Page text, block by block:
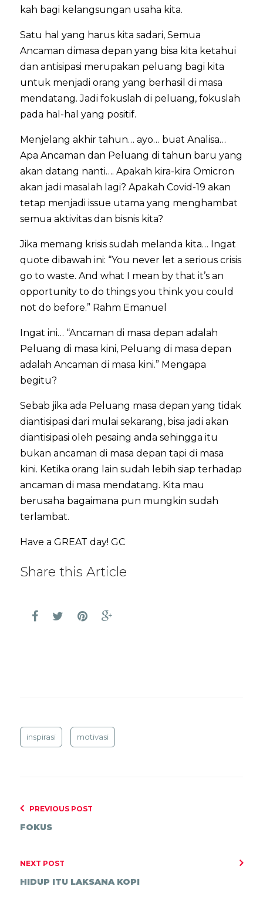
kah bagi kelangsungan usaha kita.
Satu hal yang harus kita sadari, Semua
Ancaman dimasa depan yang bisa kita ketahui
dan antisipasi merupakan peluang bagi kita
untuk menjadi orang yang berhasil di masa
mendatang. Jadi fokuslah di peluang, fokuslah
pada hal-hal yang positif.
Menjelang akhir tahun… ayo… buat Analisa…
Apa Ancaman dan Peluang di tahun baru yang
akan datang nanti…. Apakah kira-kira Omicron
akan jadi masalah lagi? Apakah Covid-19 akan
tetap menjadi issue utama yang menghambat
semua aktivitas dan bisnis kita?
Jika memang krisis sudah melanda kita… Ingat
quote dibawah ini: “You never let a serious crisis
go to waste. And what I mean by that it’s an
opportunity to do things you think you could
not do before.” Rahm Emanuel
Ingat ini… “Ancaman di masa depan adalah
Peluang di masa kini, Peluang di masa depan
adalah Ancaman di masa kini.” Mengapa
begitu?
Sebab jika ada Peluang masa depan yang tidak
diantisipasi dari mulai sekarang, bisa jadi akan
diantisipasi oleh pesaing anda sehingga itu
bukan ancaman di masa depan tapi di masa
kini. Ketika orang lain sudah lebih siap terhadap
ancaman di masa mendatang. Kita mau
berusaha bagaimana pun mungkin sudah
terlambat.
Have a GREAT day! GC
Share this Article
inspirasi motivasi
PREVIOUS POST
FOKUS
NEXT POST
HIDUP ITU LAKSANA KOPI